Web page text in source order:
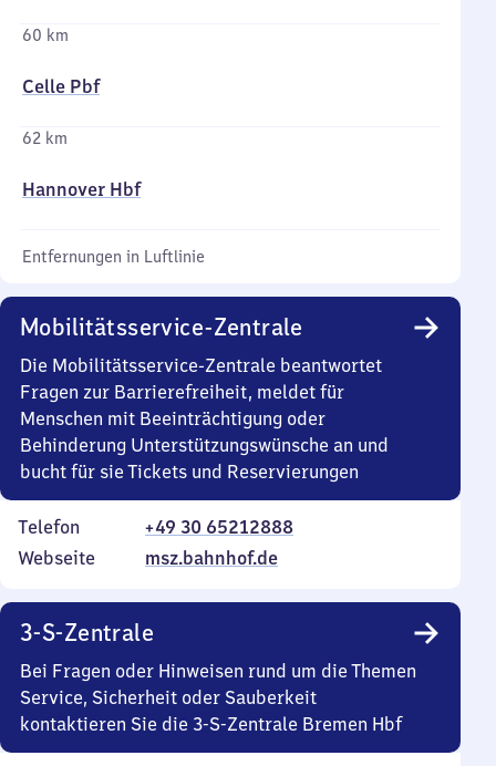
60 km
Celle Pbf
62 km
Hannover Hbf
Entfernungen in Luftlinie
Mobilitätsservice-Zentrale
Die Mobilitätsservice-Zentrale beantwortet
Fragen zur Barrierefreiheit, meldet für
Menschen mit Beeinträchtigung oder
Behinderung Unterstützungswünsche an und
bucht für sie Tickets und Reservierungen
Telefon
+49 30 65212888
Webseite
msz.bahnhof.de
3-S-Zentrale
Bei Fragen oder Hinweisen rund um die Themen
Service, Sicherheit oder Sauberkeit
kontaktieren Sie die 3-S-Zentrale Bremen Hbf